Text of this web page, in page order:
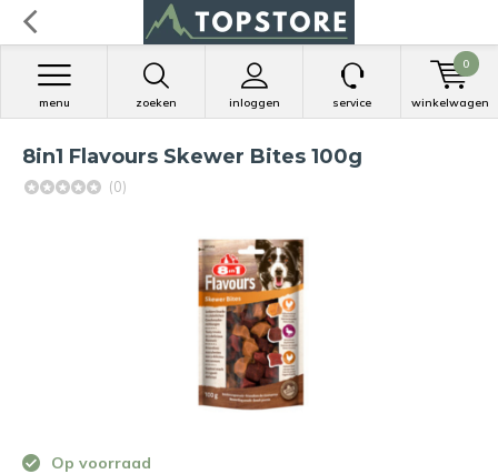
zoeken inloggen
menu service winkelwagen
0
8in1 Flavours Skewer Bites 100g
(0)
Op voorraad